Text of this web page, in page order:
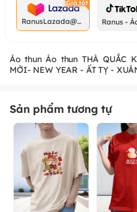
RanusLazada@g
mail.com
Ranus -
Áo thun Áo thun THÀ QUẮC
MỚI- NEW YEAR - ẤT TỴ -
Sản phẩm tương tự